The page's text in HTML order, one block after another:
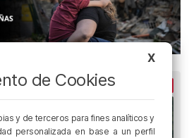
MÁS LEÍDO
X
de Cookies
y de terceros para fines analíticos y
personalizada en base a un perfil